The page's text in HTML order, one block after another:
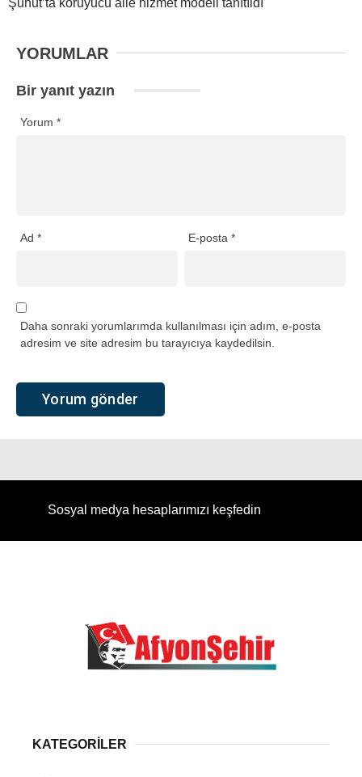
Şuhut’ta koruyucu aile hizmet modeli tanıtıldı
YORUMLAR
Bir yanıt yazın
Yorum *
Ad * E-posta*
Daha sonraki yorumlarımda kullanılması için adım, e-posta
adresim ve site adresim bu tarayıcıya kaydedilsin.
Sosyal medya hesaplarımızı keşfedin
KATEGORİLER